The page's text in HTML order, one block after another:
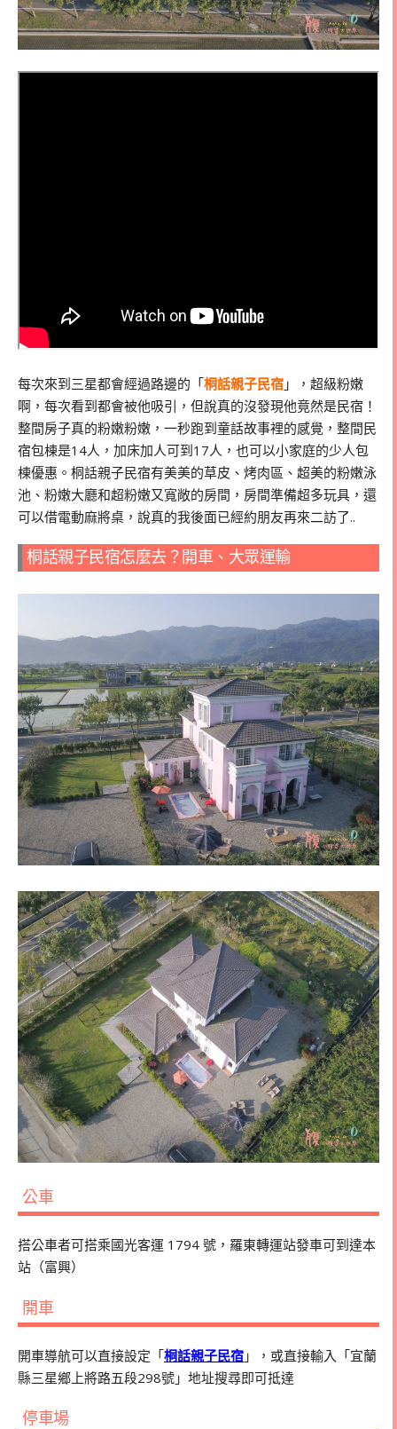
每次來到三星都會經過路邊的「桐話親子民宿 」，超級粉嫩
啊，每次看到都會被他吸引，但說真的沒發現他竟然是民宿！
整間房子真的粉嫩粉嫩，一秒跑到童話故事裡的感覺，整間民
宿包棟是14人，加床加人可到17人，也可以小家庭的少人包
棟優惠。桐話親子民宿有美美的草皮、烤肉區、超美的粉嫩泳
池、粉嫩大廳和超粉嫩又寬敞的房間，房間準備超多玩具，還
可以借電動麻將桌，說真的我後面已經約朋友再來二訪了..
桐話親子民宿怎麼去？開車、大眾運輸
公車
搭公車者可搭乘國光客運 1794 號，羅東轉運站發車可到達本
站（富興）
開車
開車導航可以直接設定「桐話親子民宿 」，或直接輸入「宜蘭
縣三星鄉上將路五段298號」地址搜尋即可抵達
停車場